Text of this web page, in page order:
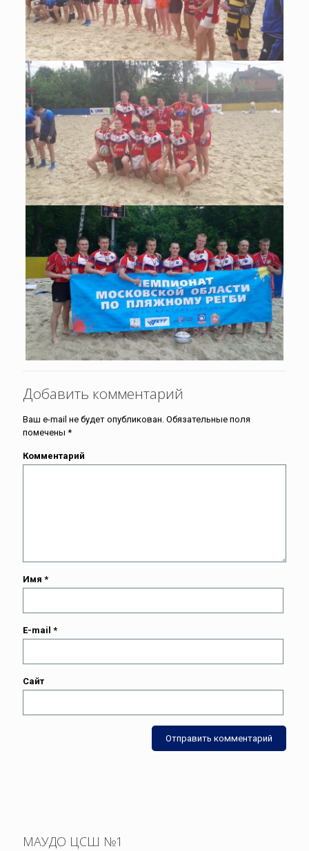
Добавить комментарий
Ваш e-mail не будет опубликован. Обязательные поля
помечены *
Комментарий
Имя *
E-mail *
Сайт
МАУДО ЦСШ №1